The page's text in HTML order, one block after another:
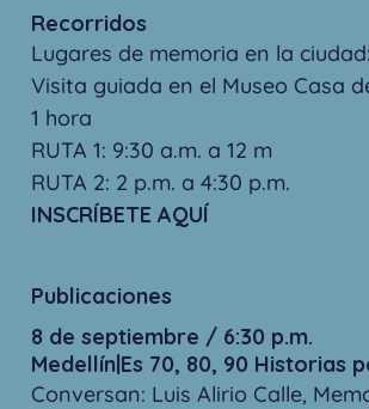
Recorridos
Lugares de memoria en la
Visita guiada en el Museo Casa
1 hora
RUTA 1: 9:30 a.m. a 12 m
RUTA 2: 2 p.m. a 4:30 p.m.
INSCRÍBETE AQUÍ
Publicaciones
8 de septiembre / 6:30 p.m.
Medellín|Es 70, 80, 90 Historias
Conversan: Luis Alirio Calle,